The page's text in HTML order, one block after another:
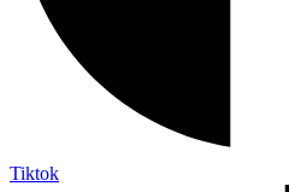
Tiktok